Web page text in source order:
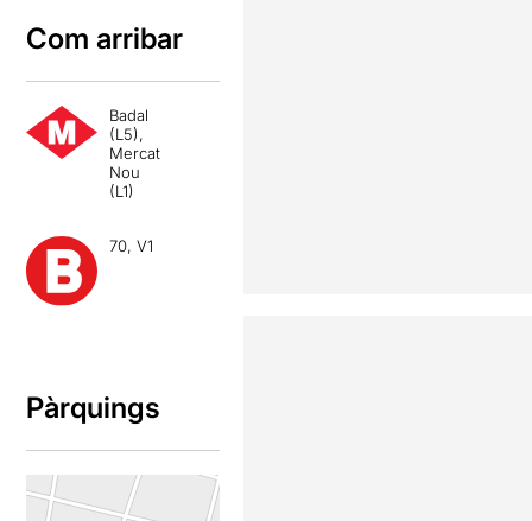
Com arribar
Badal
(L5),
Mercat
Nou
(L1)
70, V1
Pàrquings